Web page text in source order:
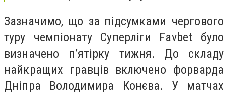
Зазначимо, що за підсумками чергового
туру чемпіонату Суперліги Favbet було
визначено пʼятірку тижня. До складу
найкращих гравців включено форварда
Дніпра Володимира Конєва. У матчах